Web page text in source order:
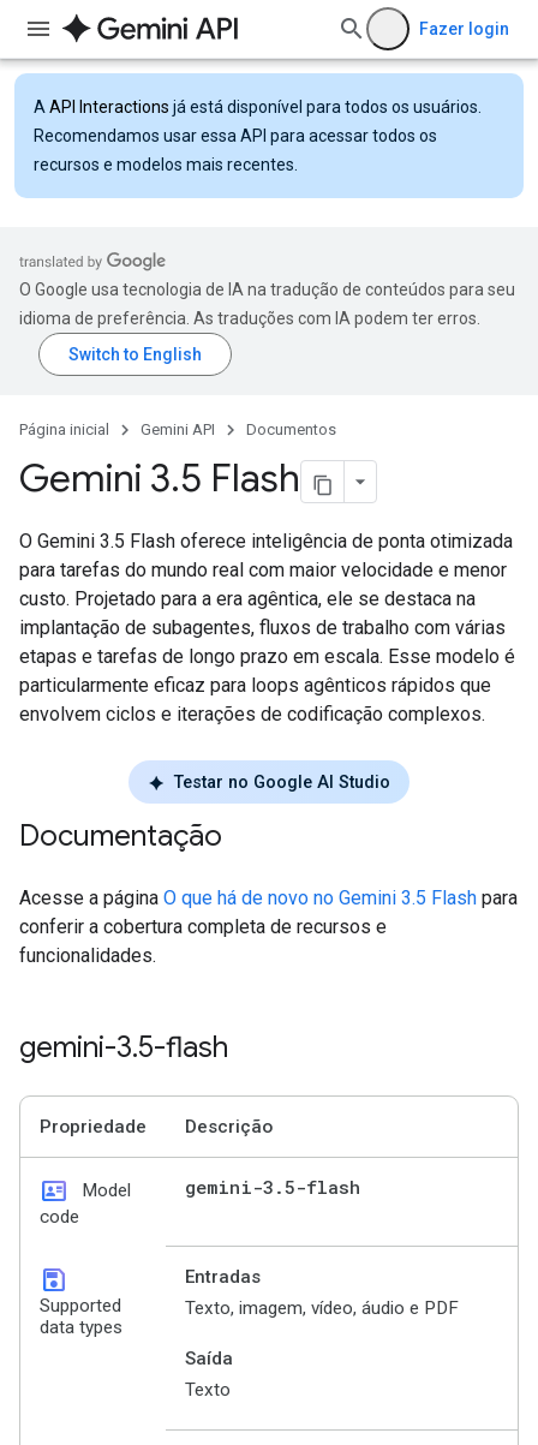
Fazer login
A API Interactions já está disponível para todos os usuários.
Recomendamos usar essa API para acessar todos os
recursos e modelos mais recentes.
O Google usa tecnologia de IA na tradução de conteúdos para seu
idioma de preferência. As traduções com IA podem ter erros.
Página inicial Gemini API Documentos
Gemini 3.5 Flash
O Gemini 3.5 Flash oferece inteligência de ponta otimizada
para tarefas do mundo real com maior velocidade e menor
custo. Projetado para a era agêntica, ele se destaca na
implantação de subagentes, fluxos de trabalho com várias
etapas e tarefas de longo prazo em escala. Esse modelo é
particularmente eficaz para loops agênticos rápidos que
envolvem ciclos e iterações de codificação complexos.
Testar no Google AI Studio
Documentação
Acesse a página O que há de novo no Gemini 3.5 Flash para
conferir a cobertura completa de recursos e
funcionalidades.
gemini-3.5-flash
Propriedade Descrição
id_card
Model
code
gemini-3 .5-flash
save
Supported
data types
Entradas
Texto, imagem, vídeo, áudio e PDF
Saída
Texto